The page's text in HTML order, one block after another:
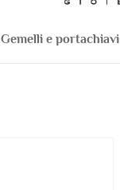
Gemelli e portachiavi